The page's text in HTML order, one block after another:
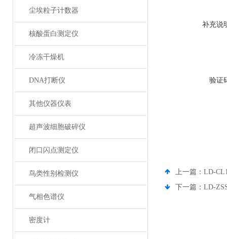
尘埃粒子计数器
核酸蛋白测定仪
冷冻干燥机
DNA打断仪
其他仪器仪表
超声波细胞破碎仪
闭口闪点测定仪
鸟类性别检测仪
气相色谱仪
密度计
补充说
验证
上一篇： LD-
下一篇： LD-